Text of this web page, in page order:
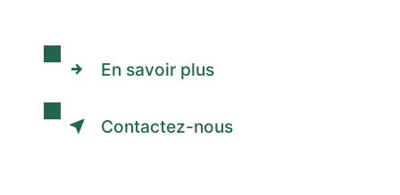
En savoir plus
Contactez-nous